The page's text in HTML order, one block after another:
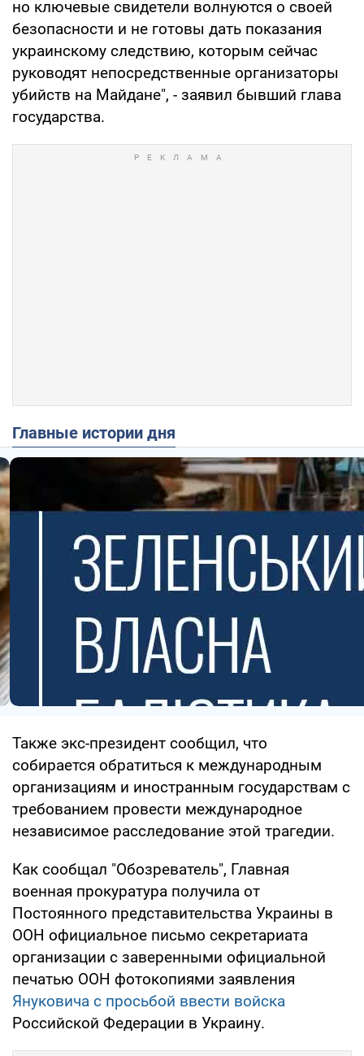
но ключевые свидетели волнуются о своей
безопасности и не готовы дать показания
украинскому следствию, которым сейчас
руководят непосредственные организаторы
убийств на Майдане", - заявил бывший глава
государства.
Главные истории дня
Также экс-президент сообщил, что
собирается обратиться к международным
организациям и иностранным государствам с
требованием провести международное
независимое расследование этой трагедии.
Как сообщал "Обозреватель", Главная
военная прокуратура получила от
Постоянного представительства Украины в
ООН официальное письмо секретариата
организации с заверенными официальной
печатью ООН фотокопиями заявления
Януковича с просьбой ввести войска
Российской Федерации в Украину.